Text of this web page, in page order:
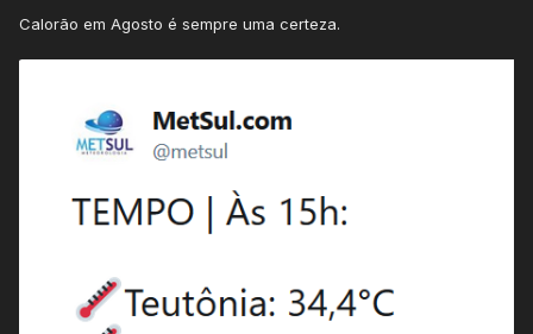
Calorão em Agosto é sempre uma certeza.